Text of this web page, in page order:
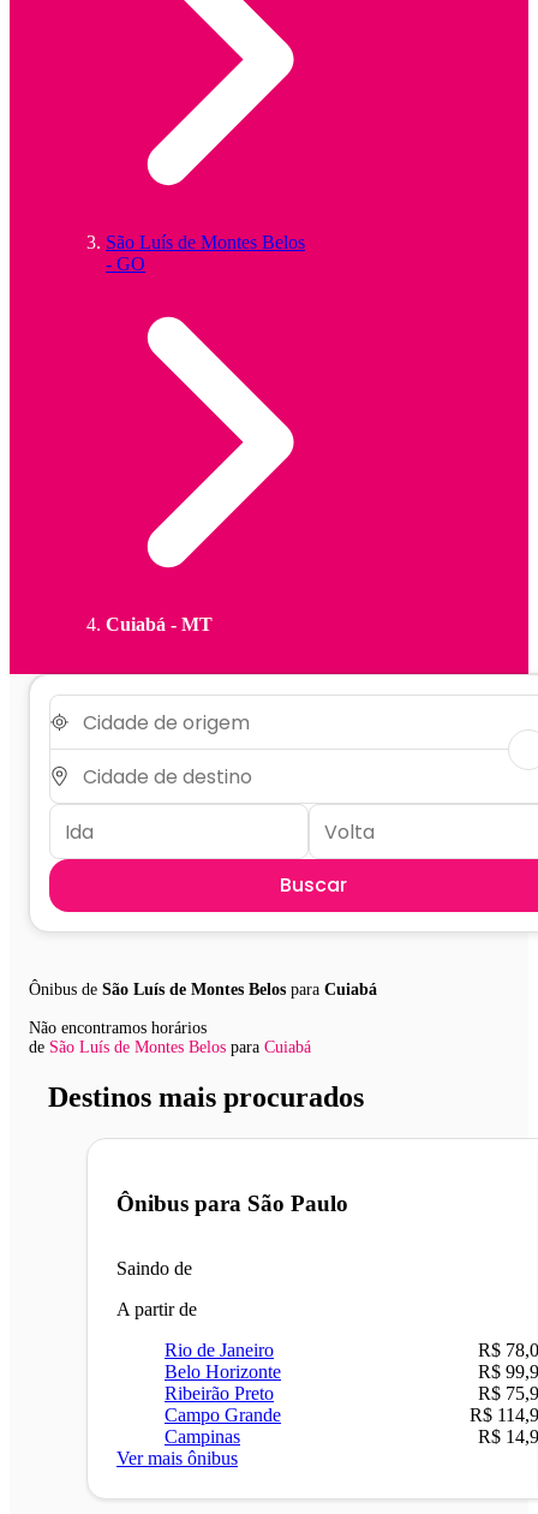
São Luís de Montes Belos
- GO
Cuiabá - MT
Buscar
Ônibus de São Luís de Montes Belos para Cuiabá
Não encontramos horários
de São Luís de Montes Belos para Cuiabá
Destinos mais procurados
Ônibus para São Paulo
Saindo de
A partir de
Rio de Janeiro
R$
Belo Horizonte
R$
Ribeirão Preto
R$
Campo Grande
R$
Campinas
R$
Ver mais ônibus